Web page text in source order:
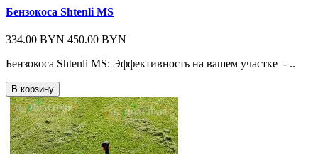
Бензокоса Shtenli MS
334.00 BYN 450.00 BYN
Бензокоса Shtenli MS: Эффективность на вашем участке - ..
В корзину